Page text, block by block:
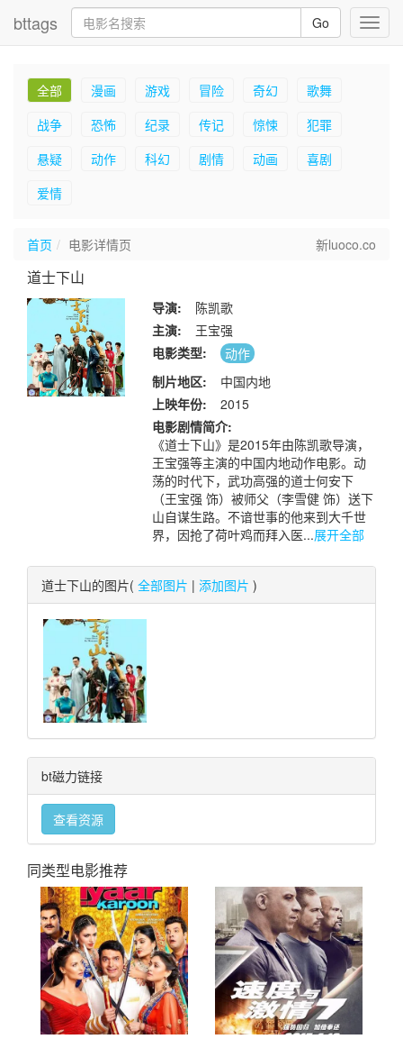
bttags Go
全部 漫画 游戏 冒险 奇幻
歌舞
战争
恐怖 纪录 传记 惊悚
犯罪
悬疑
动作 科幻 剧情 动画
喜剧
爱情
首页 电影详情页 新luoco.co
道士下山
导演:
陈凯歌
主演:
王宝强
电影类型:
动作
制片地区:
中国内地
上映年份:
2015
电影剧情简介:
《道士下山》是2015年由陈凯歌导演，
王宝强等主演的中国内地动作电影。动
荡的时代下，武功高强的道士何安下
（王宝强 饰）被师父（李雪健 饰）送下
山自谋生路。不谙世事的他来到大千世
界，因抢了荷叶鸡而拜入医...展开全部
道士下山的图片( 全部图片 | 添加图片 )
bt磁力链接
查看资源
同类型电影推荐